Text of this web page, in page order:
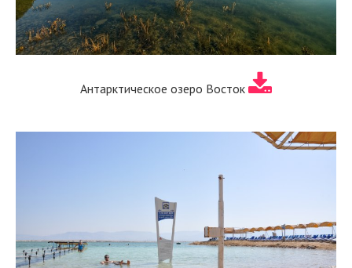
Антарктическое озеро Восток